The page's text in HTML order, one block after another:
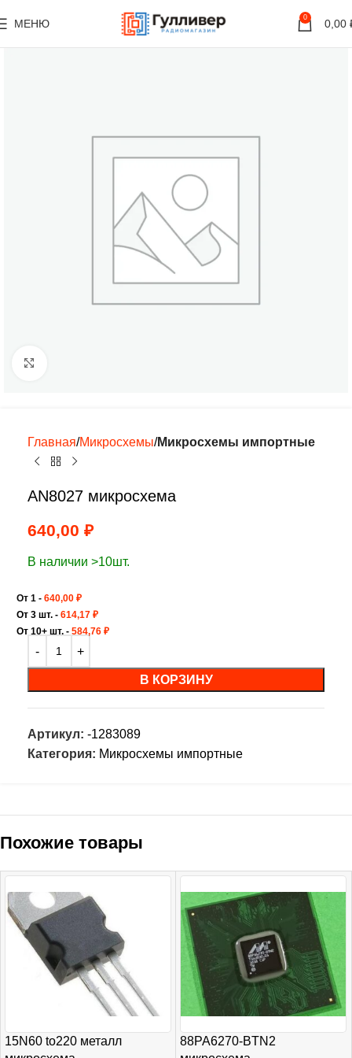
МЕНЮ 0 0,00
Главная Микросхемы Микросхемы импортные
AN8027 микросхема
640,00 ₽
В наличии >10шт.
От 1 - 640,00 ₽
От 3 шт. - 614,17 ₽
От 10+ шт. - 584,76 ₽
В КОРЗИНУ
Артикул: -1283089
Категория: Микросхемы импортные
Похожие товары
15N60 to220 металл
88PA6270-BTN2